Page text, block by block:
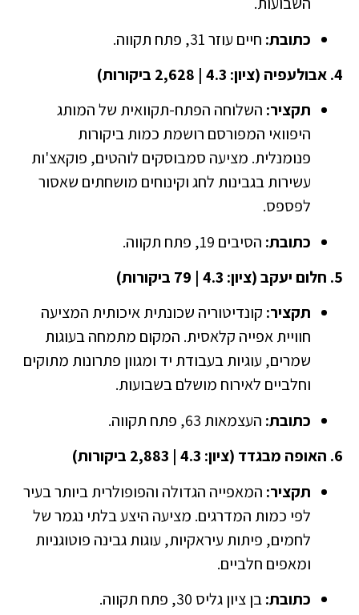
כתובת: חיים עוזר 31, פתח תקווה.
4. אבולעפיה (ציון: 4.3 | 2,628 ביקורות)
תקציר: השלוחה הפתח-תקוואית של המותג
היפוואי המפורסם רושמת כמות ביקורות
פנומנלית. מציעה סמבוסקים לוהטים, פוקאצ'ות
עשירות בגבינות לחג וקינוחים מושחתים שאסור
לפספס.
כתובת: הסיבים 19, פתח תקווה.
5. חלום יעקב (ציון: 4.3 | 79 ביקורות)
תקציר: קונדיטוריה שכונתית איכותית המציעה
חוויית אפייה קלאסית. המקום מתמחה בעוגות
שמרים, עוגיות בעבודת יד ומגוון פתרונות מתוקים
וחלביים לאירוח מושלם בשבועות.
כתובת: העצמאות 63, פתח תקווה.
6. האופה מבגדד (ציון: 4.3 | 2,883 ביקורות)
תקציר: המאפייה הגדולה והפופולרית ביותר בעיר
לפי כמות המדרגים. מציעה היצע בלתי נגמר של
לחמים, פיתות עיראקיות, עוגות גבינה פוטוגניות
ומאפים חלביים.
כתובת:בן ציון גליס 30, פתח תקווה.